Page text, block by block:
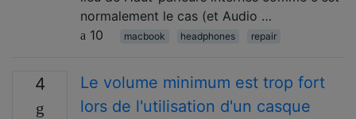
normalement le cas (et Audio …
10
macbook headphones repair
4
Le volume minimum est trop fort
lors de l'utilisation d'un casque